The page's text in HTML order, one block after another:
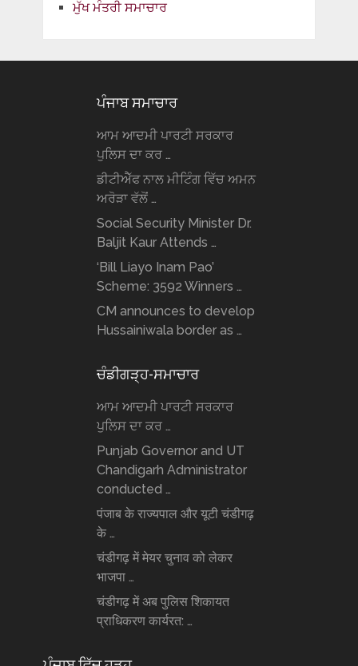
ਮੁੱਖ ਮੰਤਰੀ ਸਮਾਚਾਰ
ਪੰਜਾਬ ਸਮਾਚਾਰ
ਆਮ ਆਦਮੀ ਪਾਰਟੀ ਸਰਕਾਰ
ਪੁਲਿਸ ਦਾ ਕਰ …
ਡੀਟੀਐੱਫ ਨਾਲ ਮੀਟਿੰਗ ਵਿੱਚ ਅਮਨ
ਅਰੋੜਾ ਵੱਲੋਂ …
Social Security Minister Dr.
Baljit Kaur Attends …
‘Bill Liayo Inam Pao’
Scheme: 3592 Winners …
CM announces to develop
Hussainiwala border as …
ਚੰਡੀਗੜ੍ਹ-ਸਮਾਚਾਰ
ਆਮ ਆਦਮੀ ਪਾਰਟੀ ਸਰਕਾਰ
ਪੁਲਿਸ ਦਾ ਕਰ …
Punjab Governor and UT
Chandigarh Administrator
conducted …
पंजाब के राज्यपाल और यूटी चंडीगढ़
के …
चंडीगढ़ में मेयर चुनाव को लेकर
भाजपा …
चंडीगढ़ में अब पुलिस शिकायत
प्राधिकरण कार्यरत: …